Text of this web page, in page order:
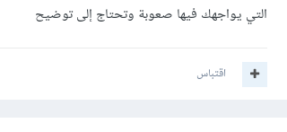
التي يواجهك فيها صعوبة وتحتاج إلى توضيح
اقتباس